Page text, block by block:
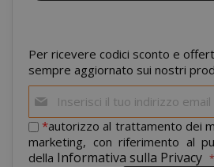
Per ricevere codici sconto e
sempre aggiornato sui nostri
alla
nostra
*autorizzo al trattamento dei
marketing, con riferimento al
della Informativa sulla Privacy
mage-messages